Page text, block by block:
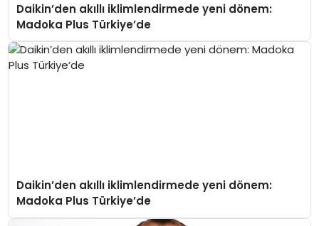
Daikin’den akıllı iklimlendirmede yeni dönem:
Madoka Plus Türkiye’de
Daikin’den akıllı iklimlendirmede yeni dönem:
Madoka Plus Türkiye’de